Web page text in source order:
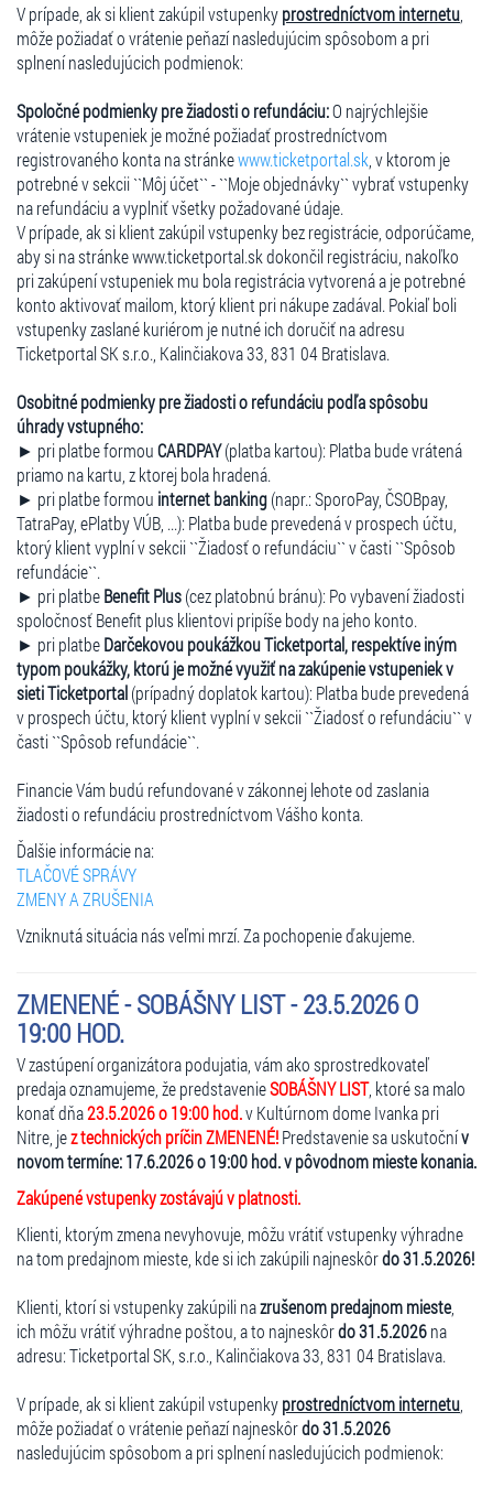
V prípade, ak si klient zakúpil vstupenkyprostredníctvom internetu
môže požiadať o vrátenie peňazí nasledujúcim spôsobom a pri
splnení nasledujúcich podmienok:
Spoločné podmienky pre žiadosti o refundáciu:O najrýchlejšie
vrátenie vstupeniek je možné požiadať prostredníctvom
registrovaného konta na stránkewww.ticketportal.sk , v ktorom je
potrebné v sekcii ``Môj účet`` - ``Moje objednávky`` vybrať vstupenky
na refundáciu a vyplniť všetky požadované údaje.
V prípade, ak si klient zakúpil vstupenky bez registrácie, odporúčame,
aby si na stránke www.ticketportal.sk dokončil registráciu, nakoľko
pri zakúpení vstupeniek mu bola registrácia vytvorená a je potrebné
konto aktivovať mailom, ktorý klient pri nákupe zadával. Pokiaľ boli
vstupenky zaslané kuriérom je nutné ich doručiť na adresu
Ticketportal SK s.r.o., Kalinčiakova 33, 831 04 Bratislava.
Osobitné podmienky pre žiadosti o refundáciu podľa spôsobu
úhrady vstupného:
► pri platbe formouCARDPAY(platba kartou): Platba bude vrátená
priamo na kartu, z ktorej bola hradená.
► pri platbe formou internet banking(napr.: SporoPay, ČSOBpay,
TatraPay, ePlatby VÚB, ...): Platba bude prevedená v prospech účtu,
ktorý klient vyplní v sekcii ``Žiadosť o refundáciu`` v časti ``Spôsob
refundácie``.
► pri platbeBenefit Plus(cez platobnú bránu): Po vybavení žiadosti
spoločnosť Benefit plus klientovi pripíše body na jeho konto.
► pri platbeDarčekovou poukážkou Ticketportal, respektíve iným
typom poukážky, ktorú je možné využiť na zakúpenie vstupeniek v
sieti Ticketportal(prípadný doplatok kartou): Platba bude prevedená
v prospech účtu, ktorý klient vyplní v sekcii ``Žiadosť o refundáciu`` v
časti ``Spôsob refundácie``.
Financie Vám budú refundované v zákonnej lehote od zaslania
žiadosti o refundáciu prostredníctvom Vášho konta.
Ďalšie informácie na:
TLAČOVÉ SPRÁVY
ZMENY A ZRUŠENIA
Vzniknutá situácia nás veľmi mrzí. Za pochopenie ďakujeme.
ZMENENÉ - SOBÁŠNY LIST - 23.5.2026 O
19:00 HOD.
V zastúpení organizátora podujatia, vám ako sprostredkovateľ
predaja oznamujeme, že predstavenieSOBÁŠNY LIST, ktoré sa malo
konať dňa23.5.2026 o 19:00 hod.v Kultúrnom dome Ivanka pri
Nitre, jez technických príčin ZMENENÉ!Predstavenie sa uskutočnív
novom termíne: 17.6.2026 o 19:00 hod. v pôvodnom mieste konania.
Zakúpené vstupenky zostávajú v platnosti.
Klienti, ktorým zmena nevyhovuje, môžu vrátiť vstupenky výhradne
na tom predajnom mieste, kde si ich zakúpili najneskôrdo 31.5.2026!
Klienti, ktorí si vstupenky zakúpili nazrušenom predajnom mieste,
ich môžu vrátiť výhradne poštou, a to najneskôrdo 31.5.2026na
adresu: Ticketportal SK, s.r.o., Kalinčiakova 33, 831 04 Bratislava.
V prípade, ak si klient zakúpil vstupenkyprostredníctvom internetu
môže požiadať o vrátenie peňazí najneskôrdo 31.5.2026
nasledujúcim spôsobom a pri splnení nasledujúcich podmienok: